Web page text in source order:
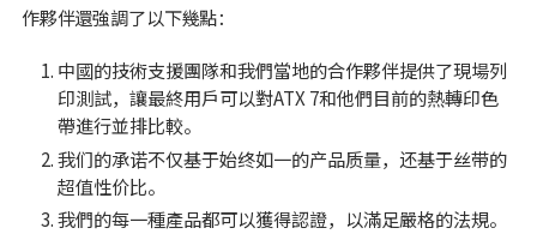
作夥伴還強調了以下幾點：
中國的技術支援團隊和我們當地的合作夥伴提供了現場列
印測試，讓最終用戶可以對ATX 7和他們目前的熱轉印色
帶進行並排比較。
我们的承诺不仅基于始终如一的产品质量，还基于丝带的
超值性价比。
我們的每一種產品都可以獲得認證，以滿足嚴格的法規。